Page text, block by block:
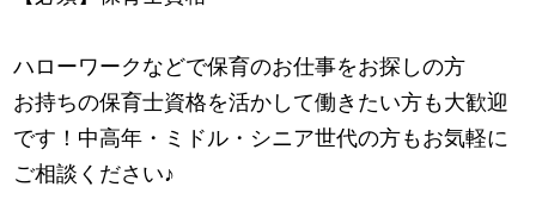
ハローワークなどで保育のお仕事をお探しの方
お持ちの保育士資格を活かして働きたい方も大歓迎
です！中高年・ミドル・シニア世代の方もお気軽に
ご相談ください♪